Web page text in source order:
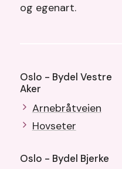
og egenart.
Oslo - Bydel Vestre
Aker
Arnebråtveien
Hovseter
Oslo - Bydel Bjerke